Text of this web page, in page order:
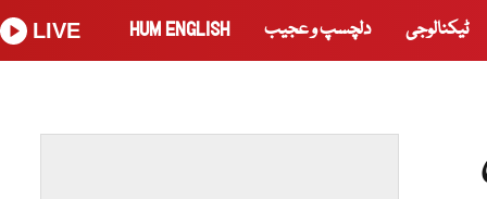
ٹیکنالوجی دلچسپ و عجیب HUM ENGLISH
LIVE